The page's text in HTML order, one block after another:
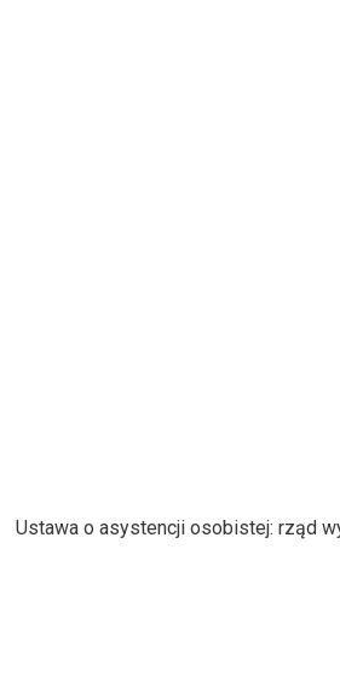
Ustawa o asystencji osobistej: rząd